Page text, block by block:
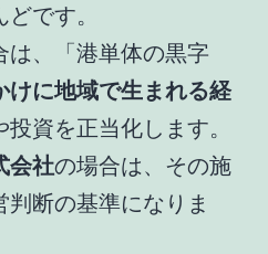
です。
は、「港単体の黒字
けに地域で生まれる経
資を正当化します。
会社の場合は、その施
断の基準になりま